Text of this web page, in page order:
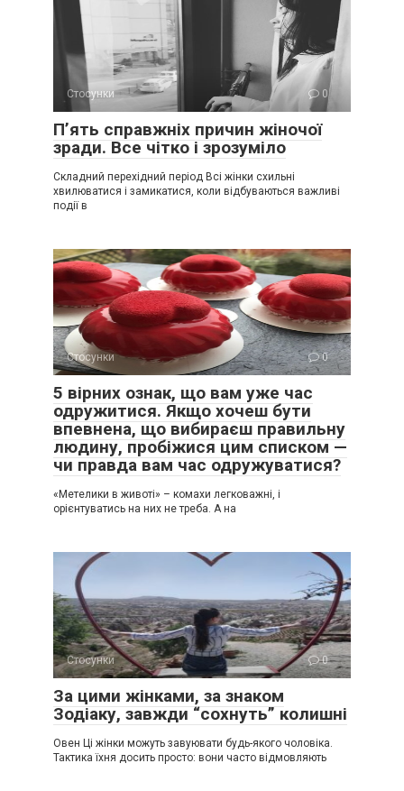
Стосунки 0
П’ять справжніх причин жіночої
зради. Все чітко і зрозуміло
Складний перехідний період Всі жінки схильні
хвилюватися і замикатися, коли відбуваються важливі
події в
Стосунки 0
5 вірних ознак, що вам уже час
одружитися. Якщо хочеш бути
впевнена, що вибираєш правильну
людину, пробіжися цим списком —
чи правда вам час одружуватися?
«Метелики в животі» – комахи легковажні, і
орієнтуватись на них не треба. А на
Стосунки 0
За цими жінками, за знаком
Зодіаку, завжди “сохнуть” колишні
Овен Ці жінки можуть завуювати будь-якого чоловіка.
Тактика їхня досить просто: вони часто відмовляють